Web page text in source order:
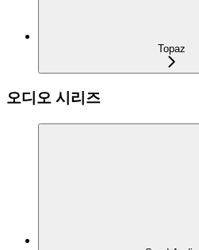
Topaz
오디오 시리즈